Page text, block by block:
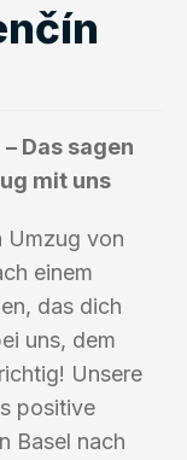
Das sagen
mit uns
Umzug von
einem
das dich
uns, dem
Unsere
positive
Basel nach